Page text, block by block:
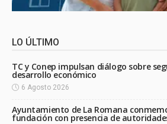
LO ÚLTIMO
TC y Conep impulsan diálogo sobre
desarrollo económico
6 Agosto 2026
Ayuntamiento de La Romana
fundación con presencia de